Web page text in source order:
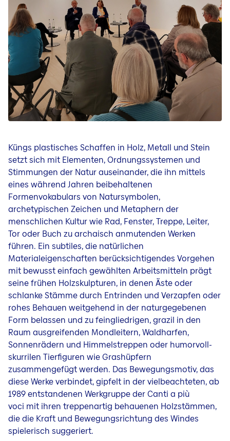
Küngs plastisches Schaffen in Holz, Metall und Stein
setzt sich mit Elementen, Ordnungssystemen und
Stimmungen der Natur auseinander, die ihn mittels
eines während Jahren beibehaltenen
Formenvokabulars von Natursymbolen,
archetypischen Zeichen und Metaphern der
menschlichen Kultur wie Rad, Fenster, Treppe, Leiter,
Tor oder Buch zu archaisch anmutenden Werken
führen. Ein subtiles, die natürlichen
Materialeigenschaften berücksichtigendes Vorgehen
mit bewusst einfach gewählten Arbeitsmitteln prägt
seine frühen Holzskulpturen, in denen Äste oder
schlanke Stämme durch Entrinden und Verzapfen oder
rohes Behauen weitgehend in der naturgegebenen
Form belassen und zu feingliedrigen, grazil in den
Raum ausgreifenden Mondleitern, Waldharfen,
Sonnenrädern und Himmelstreppen oder humorvoll-
skurrilen Tierfiguren wie Grashüpfern
zusammengefügt werden. Das Bewegungsmotiv, das
diese Werke verbindet, gipfelt in der vielbeachteten, ab
1989 entstandenen Werkgruppe der Canti a più
voci mit ihren treppenartig behauenen Holzstämmen,
die die Kraft und Bewegungsrichtung des Windes
spielerisch suggeriert.